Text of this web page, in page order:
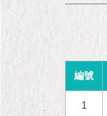
編號
1